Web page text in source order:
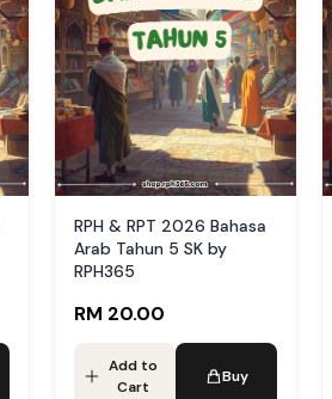
RPH & RPT 2026 Bahasa
Arab Tahun 5 SK by
RPH365
RM 20.00
Add to
Cart
Buy